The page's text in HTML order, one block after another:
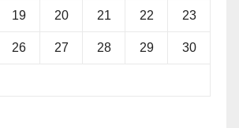
19 20 21 22 23
26 27 28 29 30